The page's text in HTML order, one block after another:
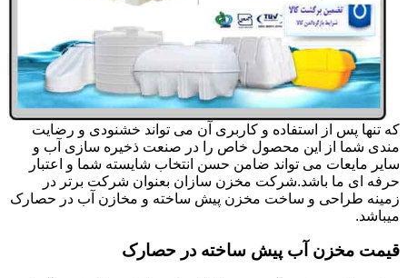
که تنها پس از استفاده و کاربری آن می تواند خشنودی و رضایت
مندی شما از این محصول خاص را در صنعت ذخیره سازی آب و
سایر مایعات می تواند ضامن حسن انتخاب شایسته شما و اعتبار
حرفه ای ما باشد.شرکت مخزن سازان بعنوان شرکت برتر در
زمینه طراحی و ساخت مخزن پیش ساخته و مخازن آب در حصارک
میباشد.
قیمت مخزن آب پیش ساخته در حصارک